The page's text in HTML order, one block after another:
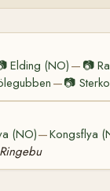
Elding (NO) — 📷
—📷
(NO)—Kongsflya